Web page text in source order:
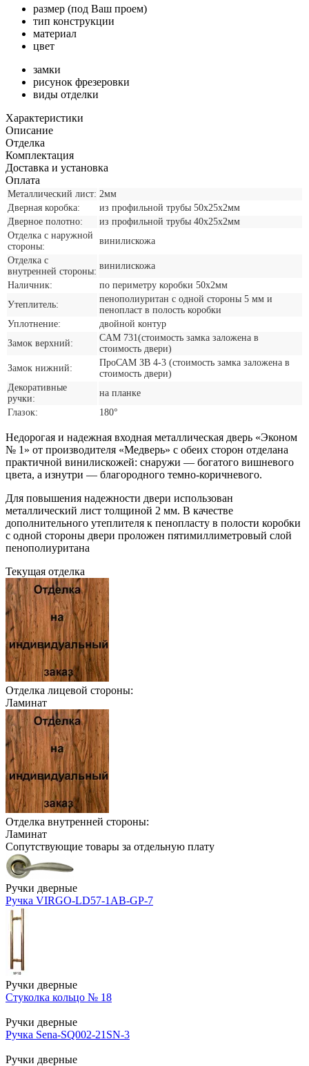
размер (под Ваш проем)
тип конструкции
материал
цвет
замки
рисунок фрезеровки
виды отделки
Характеристики
Описание
Отделка
Комплектация
Доставка и установка
Оплата
Металлический лист: 2мм
Дверная коробка:
из профильной трубы 50х25х2мм
Дверное полотно:
из профильной трубы 40х25х2мм
Отделка с наружной
стороны:
винилискожа
Отделка с
внутренней стороны:
винилискожа
Наличник:
по периметру коробки 50х2мм
Утеплитель:
пенополиуритан с одной стороны 5 мм и
пенопласт в полость коробки
Уплотнение:
двойной контур
Замок верхний:
CАМ 731(стоимость замка заложена в
стоимость двери)
Замок нижний:
ПроСАМ ЗВ 4-3 (стоимость замка заложена в
стоимость двери)
Декоративные
ручки:
на планке
Глазок:
180°
Недорогая и надежная входная металлическая дверь «Эконом
№ 1» от производителя «Медверь» с обеих сторон отделана
практичной винилискожей: снаружи — богатого вишневого
цвета, а изнутри — благородного темно-коричневого.
Для повышения надежности двери использован
металлический лист толщиной 2 мм. В качестве
дополнительного утеплителя к пенопласту в полости коробки
с одной стороны двери проложен пятимиллиметровый слой
пенополиуритана
Текущая отделка
Отделка лицевой стороны:
Ламинат
Отделка внутренней стороны:
Ламинат
Сопутствующие товары за отдельную плату
Ручки дверные
Ручка VIRGO-LD57-1AB-GP-7
Ручки дверные
Стуколка кольцо № 18
Ручки дверные
Ручка Sena-SQ002-21SN-3
Ручки дверные